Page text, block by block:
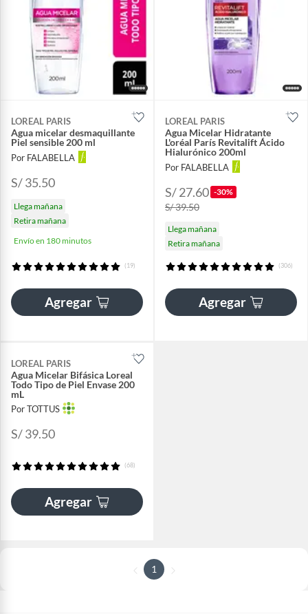
LOREAL PARIS
Agua micelar desmaquillante
Piel sensible 200 ml
Por FALABELLA
S/ 35.50
Llega mañana
Retira mañana
Envío en 180 minutos
(19)
Agregar
LOREAL PARIS
Agua Micelar Hidratante
L'oréal París Revitalift Ácido
Hialurónico 200ml
Por FALABELLA
S/ 27.60 -30%
S/ 39.50
Llega mañana
Retira mañana
(306)
Agregar
LOREAL PARIS
Agua Micelar Bifásica Loreal
Todo Tipo de Piel Envase 200
mL
Por TOTTUS
S/ 39.50
(68)
Agregar
1